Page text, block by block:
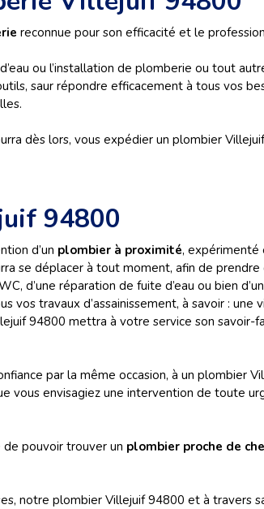
reconnue pour son efficacité et le
ou l’installation de plomberie ou tout
saur répondre efficacement à tous vos
dès lors, vous expédier un plombier
94800
d’un plombier à proximité, expérimenté
se déplacer à tout moment, afin de prendre
d’une réparation de fuite d’eau ou bien
vos travaux d’assainissement, à savoir :
94800 mettra à votre service son
par la même occasion, à un
vous envisagiez une intervention de toute
pouvoir trouver un plombier proche de
notre plombier Villejuif 94800 et à travers